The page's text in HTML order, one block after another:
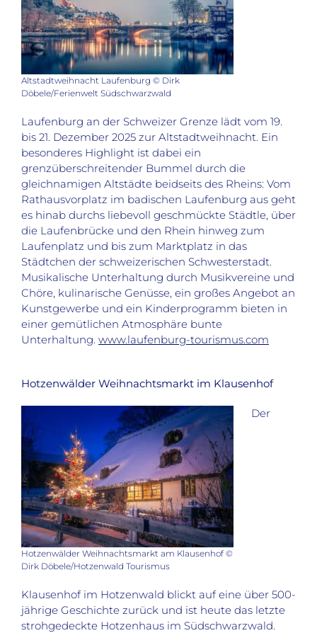
Altstadtweihnacht Laufenburg © Dirk
Döbele/Ferienwelt Südschwarzwald
Laufenburg an der Schweizer Grenze lädt vom 19.
bis 21. Dezember 2025 zur Altstadtweihnacht. Ein
besonderes Highlight ist dabei ein
grenzüberschreitender Bummel durch die
gleichnamigen Altstädte beidseits des Rheins: Vom
Rathausvorplatz im badischen Laufenburg aus geht
es hinab durchs liebevoll geschmückte Städtle, über
die Laufenbrücke und den Rhein hinweg zum
Laufenplatz und bis zum Marktplatz in das
Städtchen der schweizerischen Schwesterstadt.
Musikalische Unterhaltung durch Musikvereine und
Chöre, kulinarische Genüsse, ein großes Angebot an
Kunstgewerbe und ein Kinderprogramm bieten in
einer gemütlichen Atmosphäre bunte
Unterhaltung. www.laufenburg-tourismus.com
Hotzenwälder Weihnachtsmarkt im Klausenhof
Hotzenwälder Weihnachtsmarkt am Klausenhof ©
Dirk Döbele/Hotzenwald Tourismus
Der
Klausenhof im Hotzenwald blickt auf eine über 500-
jährige Geschichte zurück und ist heute das letzte
strohgedeckte Hotzenhaus im Südschwarzwald.